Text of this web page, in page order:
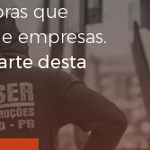
que
empresas.
desta